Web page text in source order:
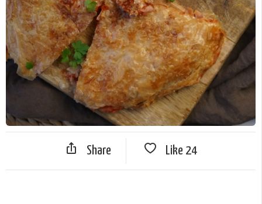
Share Like 24